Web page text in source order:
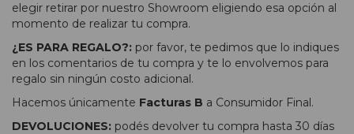
elegir retirar por nuestro Showroom eligiendo esa opción al
momento de realizar tu compra.
¿ES PARA REGALO?: por favor, te pedimos que lo indiques
en los comentarios de tu compra y te lo envolvemos para
regalo sin ningún costo adicional.
Hacemos únicamente Facturas B a Consumidor Final.
DEVOLUCIONES: podés devolver tu compra hasta 30 días